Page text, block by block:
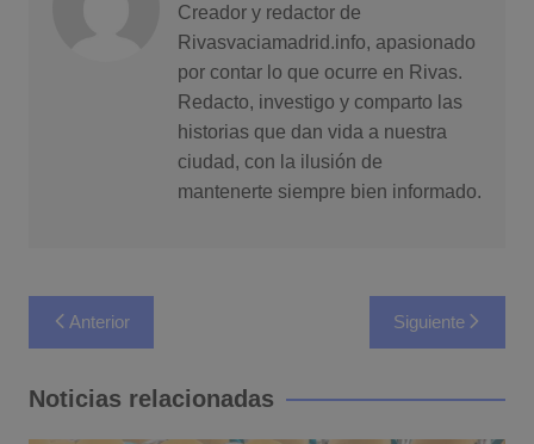
Creador y redactor de
Rivasvaciamadrid.info, apasionado
por contar lo que ocurre en Rivas.
Redacto, investigo y comparto las
historias que dan vida a nuestra
ciudad, con la ilusión de
mantenerte siempre bien informado.
Navegación
de
entradas
Anterior Siguiente
Noticias relacionadas